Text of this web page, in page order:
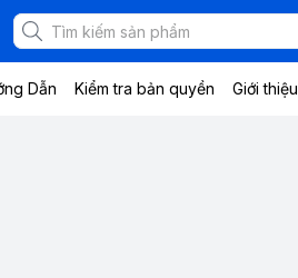
Dẫn Kiểm tra bản quyền Giới thiệu